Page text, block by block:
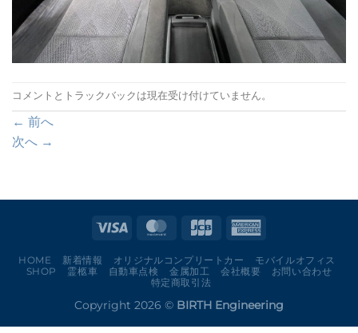
コメントとトラックバックは現在受け付けていません。
← 前へ
次へ →
HOME 新着情報 オリジナルコンプリートカー
モバイルオフィス
SHOP
霊柩車 自動車点検 金属加工 会社概要
お問い合わせ
特定商取引法
Copyright 2026 © BIRTH Engineering